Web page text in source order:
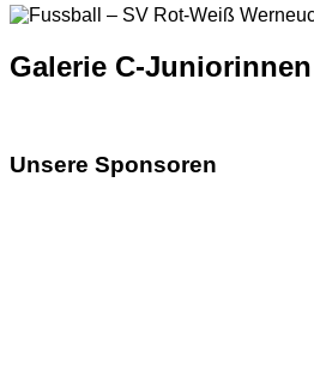
Galerie C-Juniorinnen
Unsere Sponsoren